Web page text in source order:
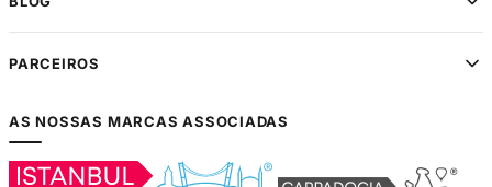
PARCEIROS
AS NOSSAS MARCAS ASSOCIADAS